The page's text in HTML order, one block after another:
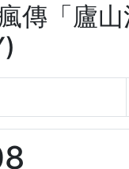
傳「廬